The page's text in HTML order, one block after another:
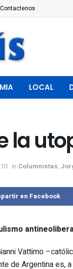
Contactenos
LOCAL
la
in Columnistas,
en Facebook
Vattimo
de Argentina es,